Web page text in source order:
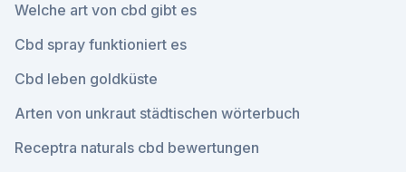
Welche art von cbd gibt es
Cbd spray funktioniert es
Cbd leben goldküste
Arten von unkraut städtischen wörterbuch
Receptra naturals cbd bewertungen